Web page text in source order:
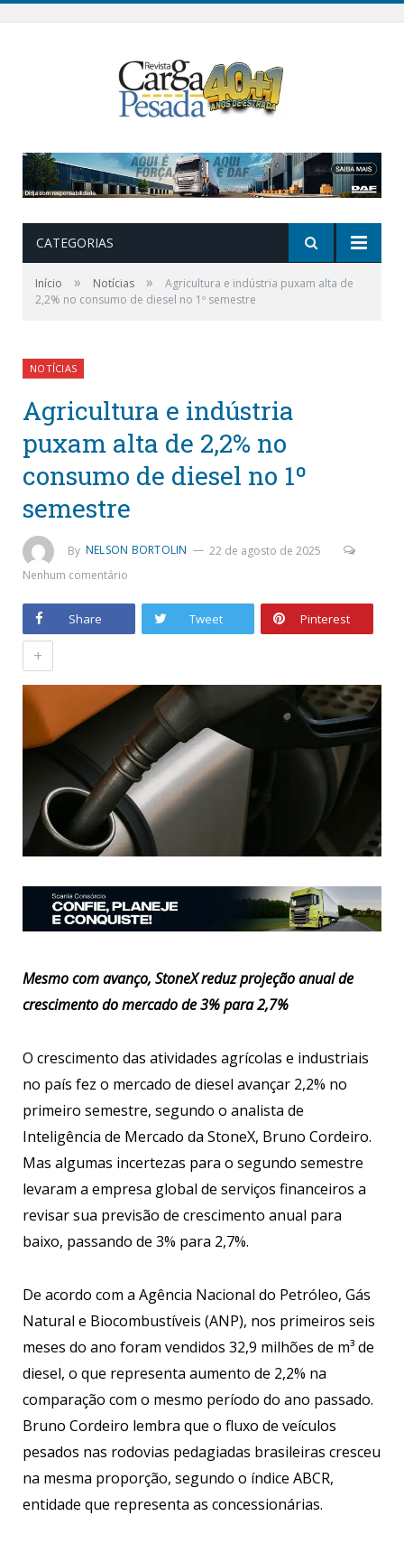
CATEGORIAS
Início » Notícias »
Agricultura e indústria puxam alta de
2,2% no consumo de diesel no 1º semestre
NOTÍCIAS
Agricultura e indústria
puxam alta de 2,2% no
consumo de diesel no 1º
semestre
By NELSON BORTOLIN
22 de agosto de 2025
Nenhum comentário
Share Tweet Pinterest
+
Mesmo com avanço, StoneX reduz projeção anual de
crescimento do mercado de 3% para 2,7%
O crescimento das atividades agrícolas e industriais
no país fez o mercado de diesel avançar 2,2% no
primeiro semestre, segundo o analista de
Inteligência de Mercado da StoneX, Bruno Cordeiro.
Mas algumas incertezas para o segundo semestre
levaram a empresa global de serviços financeiros a
revisar sua previsão de crescimento anual para
baixo, passando de 3% para 2,7%.
De acordo com a Agência Nacional do Petróleo, Gás
Natural e Biocombustíveis (ANP), nos primeiros seis
meses do ano foram vendidos 32,9 milhões de m³ de
diesel, o que representa aumento de 2,2% na
comparação com o mesmo período do ano passado.
Bruno Cordeiro lembra que o fluxo de veículos
pesados nas rodovias pedagiadas brasileiras cresceu
na mesma proporção, segundo o índice ABCR,
entidade que representa as concessionárias.